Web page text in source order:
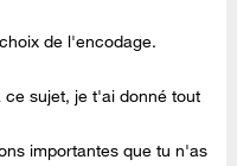
de l'encodage.
sujet, je t'ai donné tout
importantes que tu n'as